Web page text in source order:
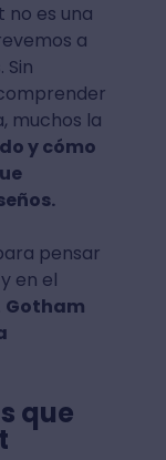
no es una
a
Sin
muchos la
y cómo
pensar
en el
Gotham
que